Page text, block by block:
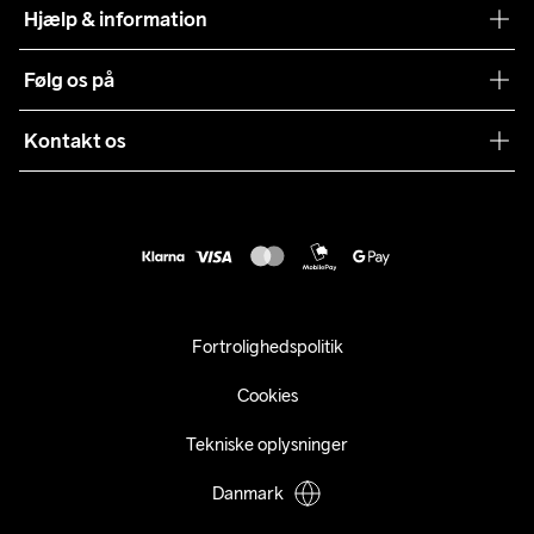
Samarbejder
Presse
Sustainability
Hjælp & information
Levering
Kundeservice
Følg os på
Kontakt os
Fortrolighedspolitik
Cookies
Tekniske oplysninger
Danmark